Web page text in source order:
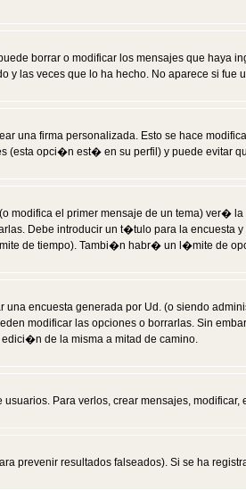
borrar o modificar los mensajes que haya
las veces que lo ha hecho. No aparece si
una firma personalizada. Esto se hace
(esta opci�n est� en su perfil) y puede evitar
modifica el primer mensaje de un tema) ver�
Debe introducir un t�tulo para la
de tiempo). Tambi�n habr� un l�mite de
encuesta generada por Ud. (o siendo
modificar las opciones o borrarlas. Sin
de la misma a mitad de camino.
Para verlos, crear mensajes,
prevenir resultados falseados). Si se ha